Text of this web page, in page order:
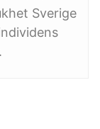
Sverige